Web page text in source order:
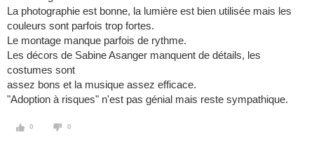
La photographie est bonne, la lumière est bien utilisée mais les
couleurs sont parfois trop fortes.
Le montage manque parfois de rythme.
Les décors de Sabine Asanger manquent de détails, les
costumes sont
assez bons et la musique assez efficace.
"Adoption à risques" n'est pas génial mais reste sympathique.
0 0